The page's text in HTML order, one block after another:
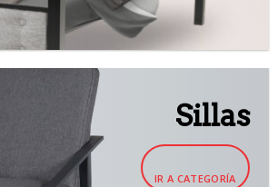
Sillas
IR A CATEGORÍA